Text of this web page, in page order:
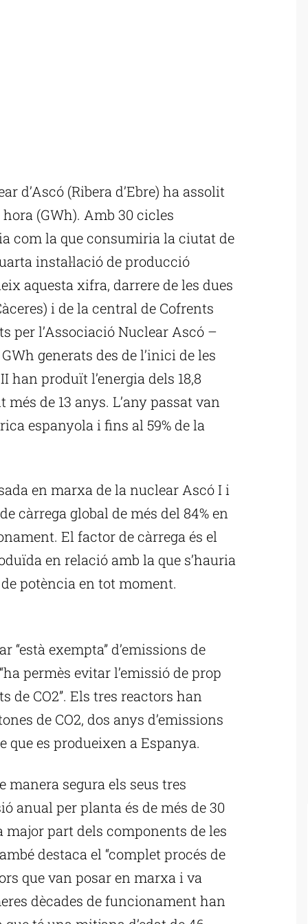
d’Ascó (Ribera d’Ebre) ha assolit
(GWh). Amb 30 cicles
com la que consumiria la ciutat de
instal·lació de producció
aquesta xifra, darrere de les dues
i de la central de Cofrents
per l’Associació Nuclear Ascó –
generats des de l’inici de les
han produït l’energia dels 18,8
de 13 anys. L’any passat van
espanyola i fins al 59% de la
en marxa de la nuclear Ascó I i
càrrega global de més del 84% en
El factor de càrrega és el
en relació amb la que s’hauria
potència en tot moment.
“està exempta” d’emissions de
permès evitar l’emissió de prop
de CO2”. Els tres reactors han
de CO2, dos anys d’emissions
que es produeixen a Espanya.
manera segura els seus tres
anual per planta és de més de 30
major part dels components de les
destaca el “complet procés de
que van posar en marxa i va
dècades de funcionament han